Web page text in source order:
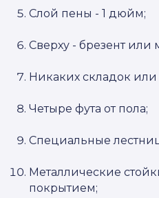
Слой пены - 1 дюйм;
Сверху - брезент или
Никаких складок или
Четыре фута от пола;
Специальные
Металлические
покрытием;